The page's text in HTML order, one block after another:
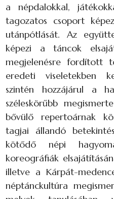
a népdalokkal,
tagozatos csoport
utánpótlását. Az
képezi a táncok
megjelenésre fordított
eredeti viseletekben
szintén hozzájárul a
széleskörűbb
bővülő repertoárnak
tagjai állandó
kötődő népi
koreográfiák
illetve a Kárpát-
néptánckultúra